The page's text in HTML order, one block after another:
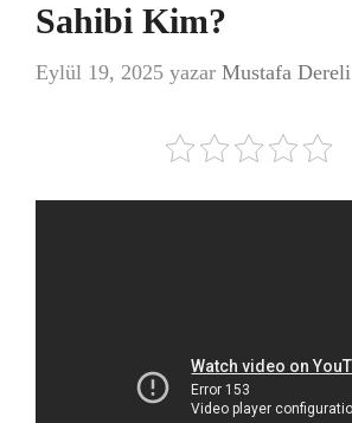
Sahibi Kim?
Eylül 19, 2025 yazar Mustafa Dereli